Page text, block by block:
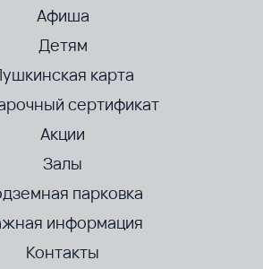
Афиша
Детям
карта
сертификат
Акции
Залы
парковка
информация
Контакты